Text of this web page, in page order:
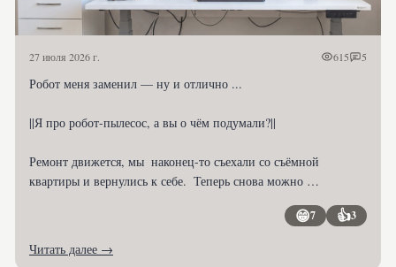
27 июля 2026 г. 615 5
Робот меня заменил — ну и отлично ...
||Я про робот-пылесос, а вы о чём подумали?||
Ремонт движется, мы  наконец-то съехали со съёмной
квартиры и вернулись к себе.  Теперь снова можно
😁7 👍3
Читать далее →